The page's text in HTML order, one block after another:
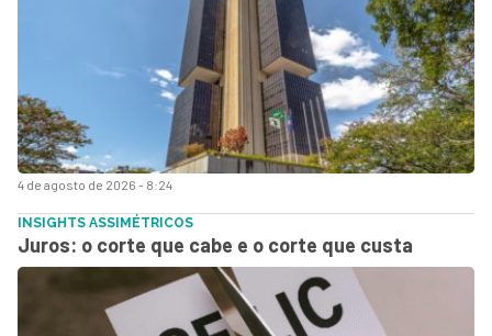
4 de agosto de 2026 - 8:24
INSIGHTS ASSIMÉTRICOS
Juros: o corte que cabe e o corte que custa